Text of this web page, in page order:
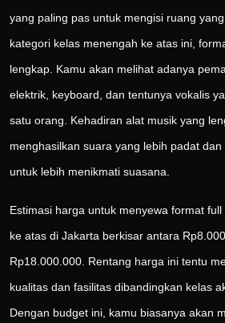
yang paling pas untuk mengisi ruang
kategori kelas menengah ke atas ini,
lengkap. Kamu akan melihat adanya
elektrik, keyboard, dan tentunya vokalis
satu orang. Kehadiran alat musik yang
menghasilkan suara yang lebih padat
untuk lebih menikmati suasana.
Estimasi harga untuk menyewa format
ke atas di Jakarta berkisar antara
Rp18.000.000. Rentang harga ini tentu
kualitas dan fasilitas dibandingkan kelas
Dengan budget ini, kamu biasanya akan